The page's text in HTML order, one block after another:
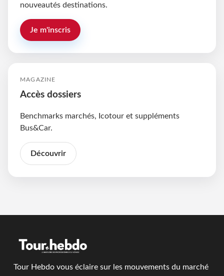
nouveautés destinations.
Je m'inscris
MAGAZINE
Accès dossiers
Benchmarks marchés, Icotour et suppléments
Bus&Car.
Découvrir
Tour Hebdo vous éclaire sur les mouvements du marché